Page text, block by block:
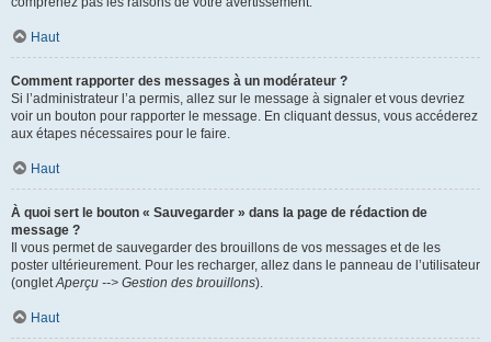
Haut
Comment rapporter des messages à un modérateur ?
Si l’administrateur l’a permis, allez sur le message à signaler et vous devriez
voir un bouton pour rapporter le message. En cliquant dessus, vous accéderez
aux étapes nécessaires pour le faire.
Haut
À quoi sert le bouton « Sauvegarder » dans la page de rédaction de
message ?
Il vous permet de sauvegarder des brouillons de vos messages et de les
poster ultérieurement. Pour les recharger, allez dans le panneau de l’utilisateur
(ongletAperçu --> Gestion des brouillons).
Haut